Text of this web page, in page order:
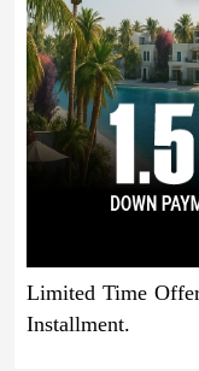
Limited Time
Installment.